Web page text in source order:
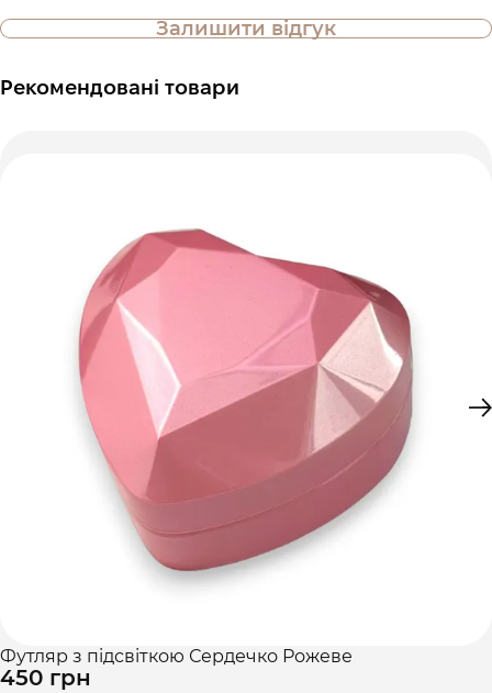
Залишити відгук
Рекомендовані товари
Футляр з підсвіткою Сердечко Рожеве
450 грн